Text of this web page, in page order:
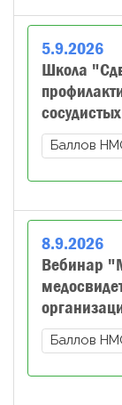
5.9.2026
Школа
Баллов
8.9.2026
Вебинар
Баллов